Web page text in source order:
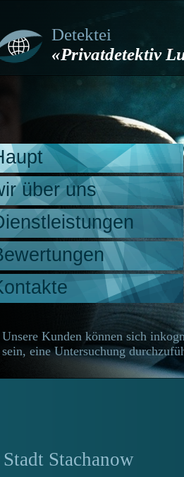
Detektei
«Privatdetektiv
über uns
Unsere Kunden können sich
sein, eine Untersuchung
Stachanow